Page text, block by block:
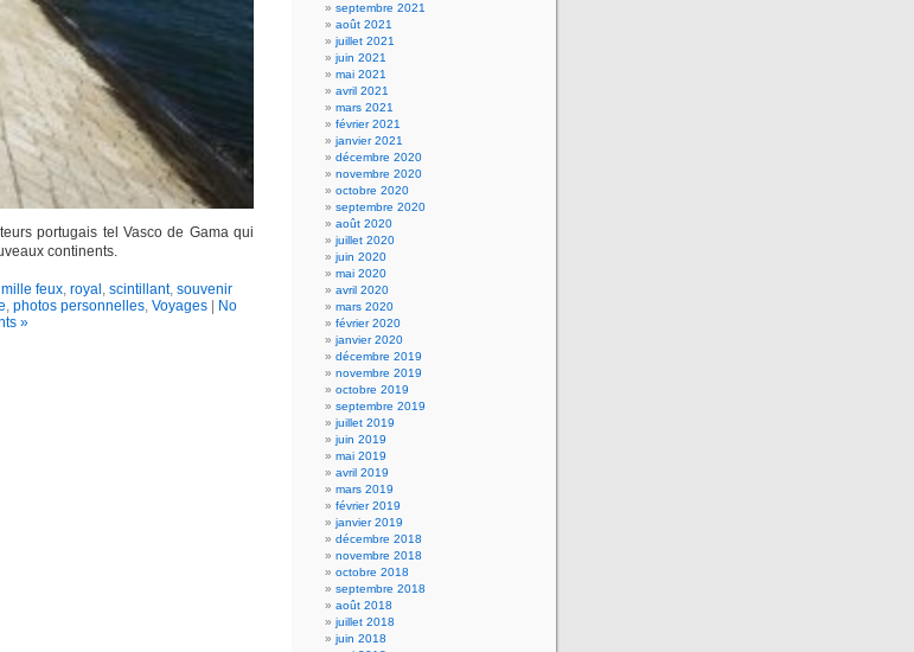
portugais tel Vasco de Gama qui
continents.
mille feux, royal , scintillant, souvenir
, photos personnelles, Voyages
No
»
septembre 2021
août 2021
juillet 2021
juin 2021
mai 2021
avril 2021
mars 2021
février 2021
janvier 2021
décembre 2020
novembre 2020
octobre 2020
septembre 2020
août 2020
juillet 2020
juin 2020
mai 2020
avril 2020
mars 2020
février 2020
janvier 2020
décembre 2019
novembre 2019
octobre 2019
septembre 2019
juillet 2019
juin 2019
mai 2019
avril 2019
mars 2019
février 2019
janvier 2019
décembre 2018
novembre 2018
octobre 2018
septembre 2018
août 2018
juillet 2018
juin 2018